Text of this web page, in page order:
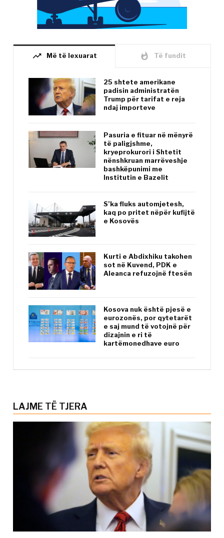
trending_up Më të lexuarat whatshot Të fundit
25 shtete amerikane
padisin administratën
Trump për tarifat e reja
ndaj importeve
Pasuria e fituar në mënyrë
të paligjshme,
kryeprokurori i Shtetit
nënshkruan marrëveshje
bashkëpunimi me
Institutin e Bazelit
S’ka fluks automjetesh,
kaq po pritet nëpër kufijtë
e Kosovës
Kurti e Abdixhiku takohen
sot në Kuvend, PDK e
Aleanca refuzojnë ftesën
Kosova nuk është pjesë e
eurozonës, por qytetarët
e saj mund të votojnë për
dizajnin e ri të
kartëmonedhave euro
LAJME TË TJERA